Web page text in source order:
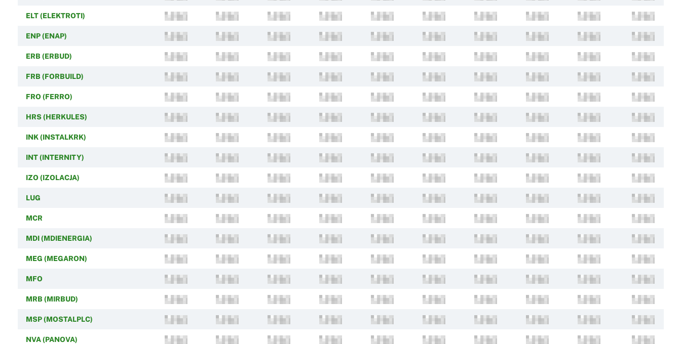
ELT (ELEKTROTI)
ENP (ENAP)
ERB (ERBUD)
FRB (FORBUILD)
FRO (FERRO)
HRS (HERKULES)
INK (INSTALKRK)
INT (INTERNITY)
IZO (IZOLACJA)
LUG
MCR
MDI (MDIENERGIA)
MEG (MEGARON)
MFO
MRB (MIRBUD)
MSP (MOSTALPLC)
NVA (PANOVA)